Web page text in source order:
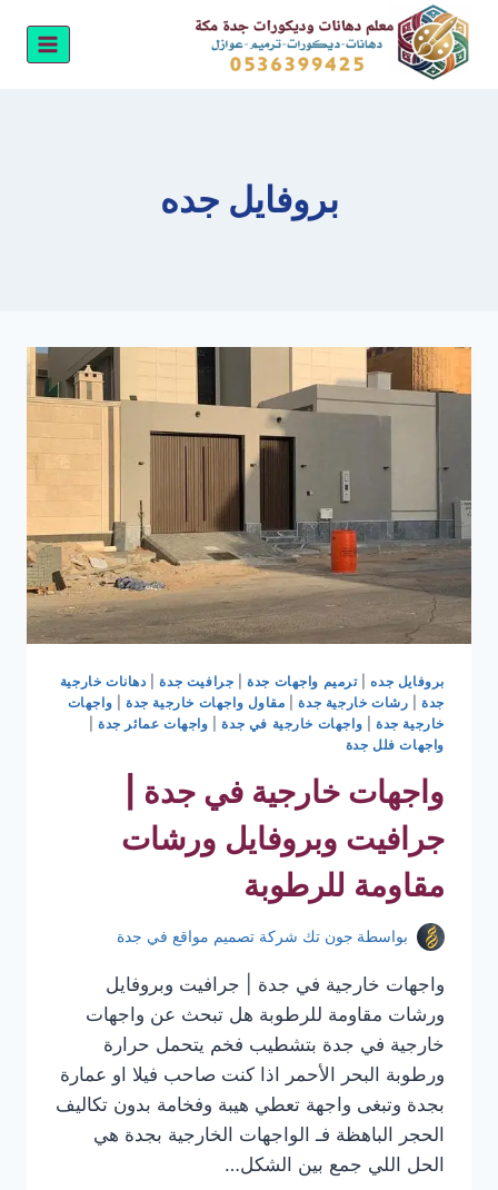
التجاوز
المحتوى
بروفايل جده
بروفايل جده|ترميم واجهات جدة| جرافيت جدة| دهانات خارجية
جدة| رشات خارجية جدة| مقاول واجهات خارجية جدة
واجهات
خارجية جدة| واجهات خارجية في جدة| واجهات عمائر جدة|
واجهات فلل جدة
واجهات خارجية في جدة |
جرافيت وبروفايل ورشات
مقاومة للرطوبة
بواسطة جون تك شركة تصميم مواقع في جدة
واجهات خارجية في جدة | جرافيت وبروفايل
ورشات مقاومة للرطوبة هل تبحث عن واجهات
خارجية في جدة بتشطيب فخم يتحمل حرارة
ورطوبة البحر الأحمر اذا كنت صاحب فيلا او عمارة
بجدة وتبغى واجهة تعطي هيبة وفخامة بدون تكاليف
الحجر الباهظة فـ الواجهات الخارجية بجدة هي
الحل اللي جمع بين الشكل…